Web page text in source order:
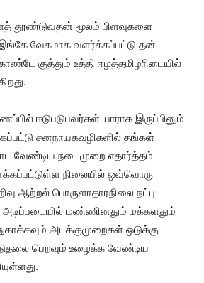
தூண்டுவதன் மூலம் பிளவுகளை
வேகமாக வளர்க்கப்பட்டு தன்
குத்தும் உத்தி ஈழத்தமிழரிடையில்
ஈடுபடுபவர்கள் யாராக இருப்பினும்
சனநாயகவழிகளில் தங்கள்
வேண்டிய நடைமுறை எதார்த்தம்
நிலையில் ஒவ்வொரு
ஆற்றல் பொருளாதாரநிலை நட்பு
மண்ணினதும் மக்களதும்
அடக்குமுறைகள் ஒடுக்கு
பெறவும் உழைக்க வேண்டிய